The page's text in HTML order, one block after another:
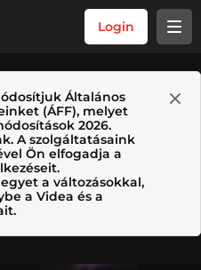
Login
Általános
(ÁFF), melyet
2026.
A szolgáltatásaink
Ön elfogadja a
a változásokkal,
a Videa és a